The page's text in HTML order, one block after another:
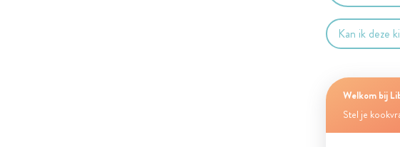
Kan ik deze
Welkom bij
Stel je